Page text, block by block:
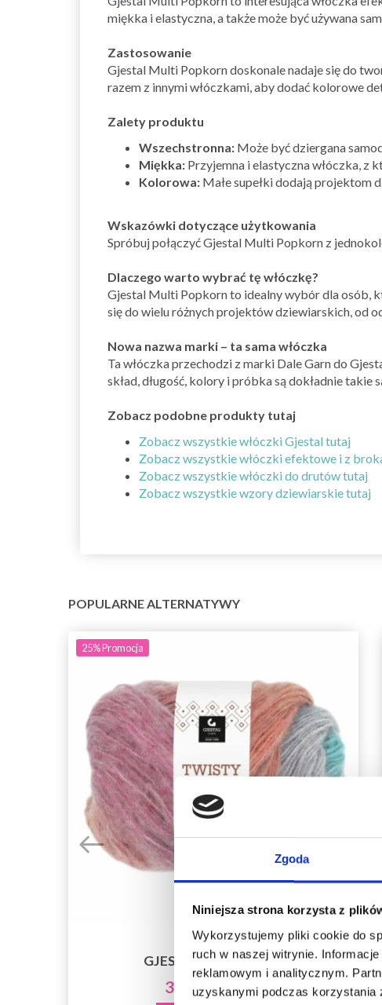
Zgoda
Niniejsza strona korzysta z
Wykorzystujemy pliki cookie do
ruch w naszej witrynie.
reklamowym i analitycznym.
uzyskanymi podczas korzystania
miękka i elastyczna, a także może być używana
Zastosowanie
Gjestal Multi Popkorn doskonale nadaje się do
razem z innymi włóczkami, aby dodać kolorowe
Zalety produktu
Wszechstronna: Może być dziergana
Miękka: Przyjemna i elastyczna włóczka, z
Kolorowa: Małe supełki dodają projektom
Wskazówki dotyczące użytkowania
Spróbuj połączyć Gjestal Multi Popkorn z
Dlaczego warto wybrać tę włóczkę?
Gjestal Multi Popkorn to idealny wybór dla osób,
się do wielu różnych projektów dziewiarskich, od
Nowa nazwa marki – ta sama włóczka
Ta włóczka przechodzi z marki Dale Garn do
skład, długość, kolory i próbka są dokładnie
Zobacz podobne produkty tutaj
Zobacz wszystkie włóczki Gjestal tutaj
Zobacz wszystkie włóczki efektowe i z
Zobacz wszystkie włóczki do drutów tutaj
Zobacz wszystkie wzory dziewiarskie tutaj
POPULARNE ALTERNATYWY
25%Promocja
GJESTAL TWISTY AIR
37,70 zł50,25 zł